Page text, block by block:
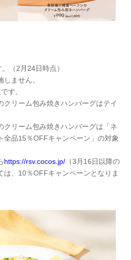
（2月24日時点）
ません。
す。
リーム包み焼きハンバーグはテイ
リーム包み焼きハンバーグは「ネ
全品15％OFFキャンペーン」の対象
https://rsv.cocos.jp/ （3月16日以降の
は、10％OFFキャンペーンとなりま